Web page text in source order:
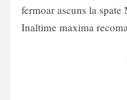
fermoar ascuns la
Inaltime maxima